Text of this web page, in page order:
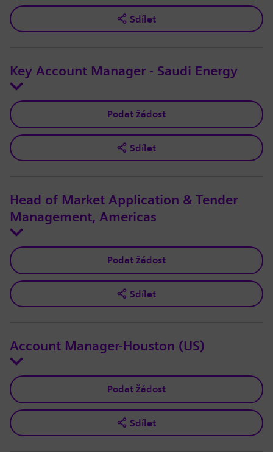
Sdílet
Key Account Manager - Saudi Energy
Podat žádost
Sdílet
Head of Market Application & Tender
Management, Americas
Podat žádost
Sdílet
Account Manager-Houston (US)
Podat žádost
Sdílet